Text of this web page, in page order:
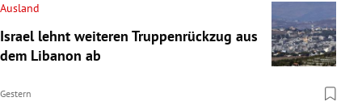
Ausland
Israel lehnt weiteren Truppenrückzug aus
dem Libanon ab
Gestern